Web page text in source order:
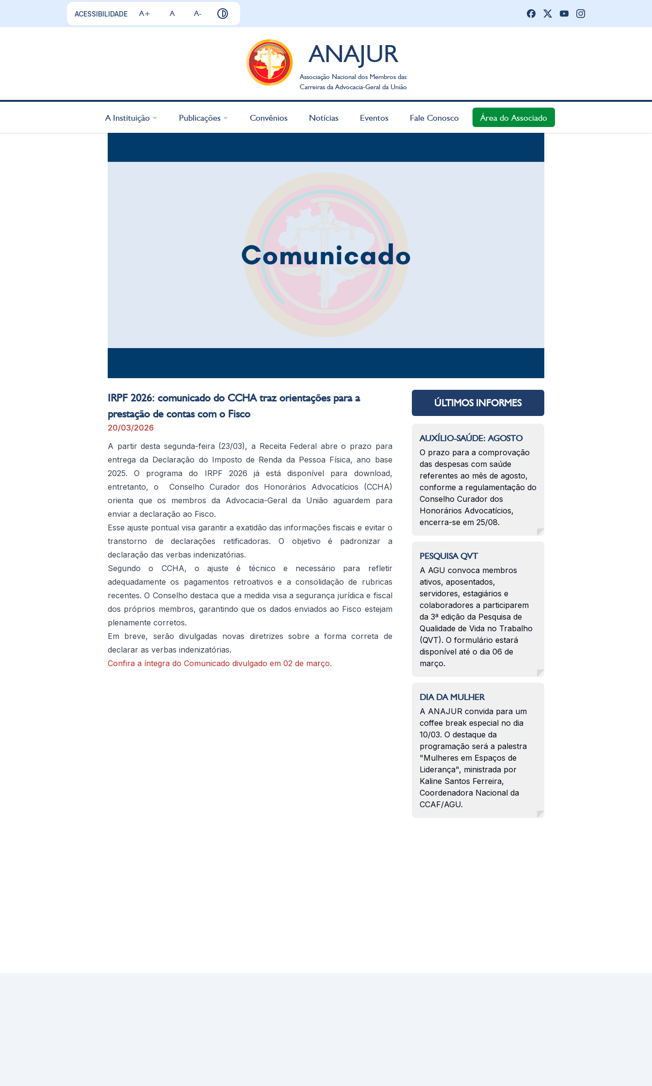
ACESSIBILIDADE A+ A A-
ANAJUR
Associação Nacional dos Membros das
Carreiras da Advocacia-Geral da União
A Instituição Publicações Convênios Notícias Eventos Fale Conosco Área do Associado
IRPF 2026: comunicado do CCHA traz orientações para a
prestação de contas com o Fisco
20/03/2026
A partir desta segunda-feira (23/03), a Receita Federal abre o prazo para
entrega da Declaração do Imposto de Renda da Pessoa Física, ano base
2025. O programa do IRPF 2026 já está disponível para download,
entretanto, o Conselho Curador dos Honorários Advocatícios (CCHA)
orienta que os membros da Advocacia-Geral da União aguardem para
enviar a declaração ao Fisco.
Esse ajuste pontual visa garantir a exatidão das informações fiscais e evitar o
transtorno de declarações retificadoras. O objetivo é padronizar a
declaração das verbas indenizatórias.
Segundo o CCHA, o ajuste é técnico e necessário para refletir
adequadamente os pagamentos retroativos e a consolidação de rubricas
recentes. O Conselho destaca que a medida visa a segurança jurídica e fiscal
dos próprios membros, garantindo que os dados enviados ao Fisco estejam
plenamente corretos.
Em breve, serão divulgadas novas diretrizes sobre a forma correta de
declarar as verbas indenizatórias.
Confira a íntegra do Comunicado divulgado em 02 de março.
ÚLTIMOS INFORMES
AUXÍLIO-SAÚDE: AGOSTO
O prazo para a comprovação
das despesas com saúde
referentes ao mês de agosto,
conforme a regulamentação do
Conselho Curador dos
Honorários Advocatícios,
encerra-se em 25/08.
PESQUISA QVT
A AGU convoca membros
ativos, aposentados,
servidores, estagiários e
colaboradores a participarem
da 3ª edição da Pesquisa de
Qualidade de Vida no Trabalho
(QVT). O formulário estará
disponível até o dia 06 de
março.
DIA DA MULHER
A ANAJUR convida para um
coffee break especial no dia
10/03. O destaque da
programação será a palestra
"Mulheres em Espaços de
Liderança", ministrada por
Kaline Santos Ferreira,
Coordenadora Nacional da
CCAF/AGU.